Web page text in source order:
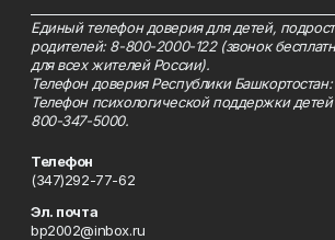
Единый телефон доверия для детей,
родителей: 8-800-2000-122 (звонок
для всех жителей России).
Телефон доверия Республики
Телефон психологической поддержки
800-347-5000.
Телефон
(347)292-77-62
Эл. почта
bp2002@inbox.ru